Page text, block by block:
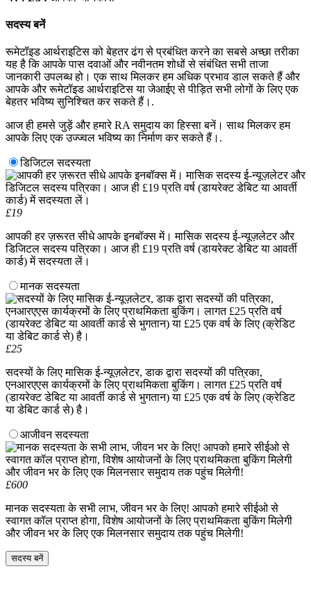
हुआ
सदस्य बनें
रूमेटॉइड आर्थराइटिस को बेहतर ढंग से प्रबंधित करने का सबसे अच्छा तरीका
यह है कि आपके पास दवाओं और नवीनतम शोधों से संबंधित सभी ताजा
जानकारी उपलब्ध हो। एक साथ मिलकर हम अधिक प्रभाव डाल सकते हैं और
आपके और रूमेटॉइड आर्थराइटिस या जेआईए से पीड़ित सभी लोगों के लिए एक
बेहतर भविष्य सुनिश्चित कर सकते हैं।.
आज ही हमसे जुड़ें और हमारे RA समुदाय का हिस्सा बनें। साथ मिलकर हम
आपके लिए एक उज्ज्वल भविष्य का निर्माण कर सकते हैं।.
डिजिटल सदस्यता
£19
आपकी हर ज़रूरत सीधे आपके इनबॉक्स में। मासिक सदस्य ई-न्यूज़लेटर और
डिजिटल सदस्य पत्रिका। आज ही £19 प्रति वर्ष (डायरेक्ट डेबिट या आवर्ती
कार्ड) में सदस्यता लें।
मानक सदस्यता
£25
सदस्यों के लिए मासिक ई-न्यूज़लेटर, डाक द्वारा सदस्यों की पत्रिका,
एनआरएएस कार्यक्रमों के लिए प्राथमिकता बुकिंग। लागत £25 प्रति वर्ष
(डायरेक्ट डेबिट या आवर्ती कार्ड से भुगतान) या £25 एक वर्ष के लिए (क्रेडिट
या डेबिट कार्ड से) है।
आजीवन सदस्यता
£600
मानक सदस्यता के सभी लाभ, जीवन भर के लिए! आपको हमारे सीईओ से
स्वागत कॉल प्राप्त होगा, विशेष आयोजनों के लिए प्राथमिकता बुकिंग मिलेगी
और जीवन भर के लिए एक मिलनसार समुदाय तक पहुंच मिलेगी!
सदस्य बनें